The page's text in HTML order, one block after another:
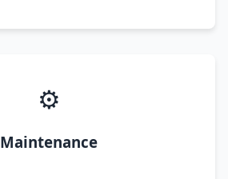
⚙️
Maintenance